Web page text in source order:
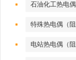
石油化工热电偶
特殊热电偶（阻
电站热电偶（阻